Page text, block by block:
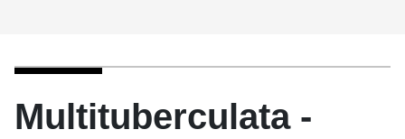
Multituberculata -